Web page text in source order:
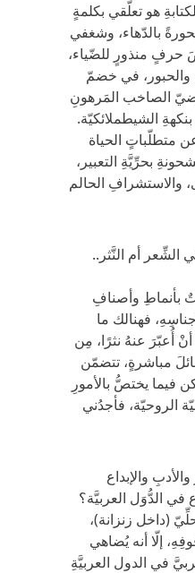
هو تعلُّقي بكلمةٍ
بالدّهاء، وشغفي
منذورٍ للضّياء،
والحبور، في خضمّ
الصاخب المَرهونِ
الشيطملائكيّة.
متطلّباتٍ الحياة
بحرِّيَّةِ التعبير،
والاستشرافِ الحالم
الشِّعر أم النَّثر..
بأنماطِ وأصنافِ
فهنالك ما
أُعبّرَ عنهُ نثرًا، مِن
مباشرةٍ، تتضمّن
فيما يختصُّ بالأمورِ
الروحيّة، فأجدُني
والإبداع
في الدُّوَل العربيَّة؟
(داخل زنزانة)،
إلّا أنه يُضاهي
في الدول العربيَّةِ